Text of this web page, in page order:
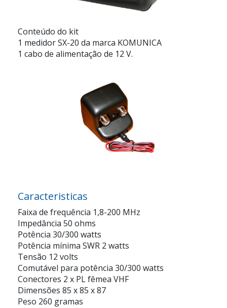
Conteúdo do kit
1 medidor SX-20 da marca KOMUNICA
1 cabo de alimentação de 12 V.
Caracteristicas
Faixa de frequência 1,8-200 MHz
Impedância 50 ohms
Potência 30/300 watts
Potência mínima SWR 2 watts
Tensão 12 volts
Comutável para potência 30/300 watts
Conectores 2 x PL fêmea VHF
Dimensões 85 x 85 x 87
Peso 260 gramas